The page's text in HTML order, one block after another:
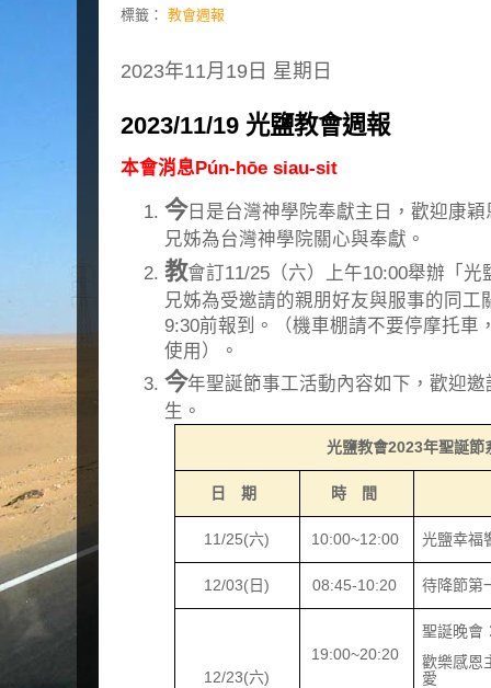
標籤： 教會週報
2023年11月19日 星期日
2023/11/19 光鹽教會週報
本會消息Pún-hōe siau-sit
今日是台灣神學院奉獻主日，歡迎康
兄姊為台灣神學院關心與奉獻。
教會訂11/25（六）上午10:00舉辦「
兄姊為受邀請的親朋好友與服事的同
9:30前報到。（機車棚請不要停摩托車
使用）。
今年聖誕節事工活動內容如下，歡迎
生。
光鹽教會2023年聖誕節
日 期 時 間
11/25(六) 10:00~12:00 光鹽幸福
12/03(日) 08:45-10:20 待降節第
12/23(六)
19:00~20:20
聖誕晚會
歡樂感恩
愛